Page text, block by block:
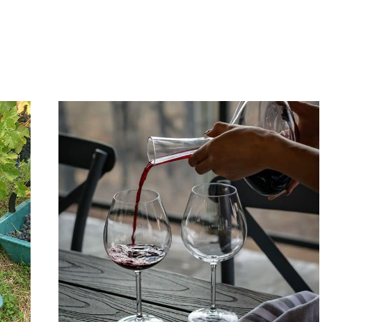
Présentation de l’atelier:
Accueil au Domaine.
Initiation à la dégustation du vin (ou aux assemblage des vins).
Remise de vos bouteilles millésimées étiquetées à votre nom
et de votre diplôme de Covigneron.
Quand?
Un samedi 1ère quinzaine décembre de 14h à 17h